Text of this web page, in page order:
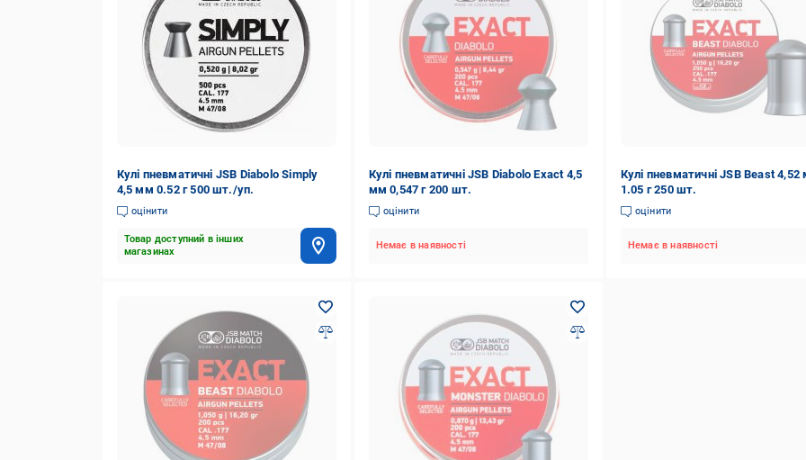
Кулі пневматичні JSB Diabolo Simply
4,5 мм 0.52 г 500 шт./уп.
оцінити
Товар доступний в інших
магазинах
Кулі пневматичні JSB Diabolo Exact 4,5
мм 0,547 г 200 шт.
оцінити
Немає в наявності
Кулі пневматичні JSB Beast
1.05 г 250 шт.
оцінити
Немає в наявності